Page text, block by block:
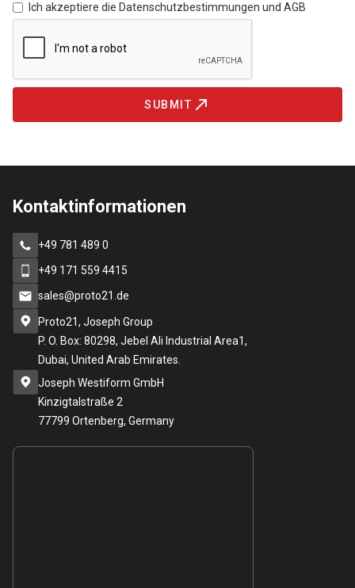
Kontaktinformationen
+49 781 489 0
+49 171 559 4415
sales@proto21.de
Proto21, Joseph Group
P. O. Box: 80298, Jebel Ali Industrial Area1,
Dubai, United Arab Emirates.
Joseph Westiform GmbH
Kinzigtalstraße 2
77799 Ortenberg, Germany
Ich akzeptiere die Datenschutzbestimmungen und AGB
SUBMIT